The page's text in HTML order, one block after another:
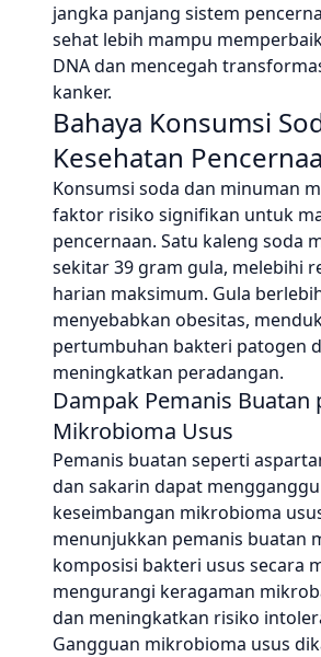
jangka panjang sistem
sehat lebih mampu
DNA dan mencegah
kanker.
Bahaya Konsumsi
Kesehatan
Konsumsi soda dan minuman
faktor risiko signifikan untuk
pencernaan. Satu kaleng soda
sekitar 39 gram gula, melebihi
harian maksimum. Gula
menyebabkan obesitas,
pertumbuhan bakteri patogen
meningkatkan peradangan.
Dampak Pemanis Buatan
Mikrobioma Usus
Pemanis buatan seperti
dan sakarin dapat mengganggu
keseimbangan mikrobioma
menunjukkan pemanis buatan
komposisi bakteri usus secara
mengurangi keragaman
dan meningkatkan risiko
Gangguan mikrobioma usus